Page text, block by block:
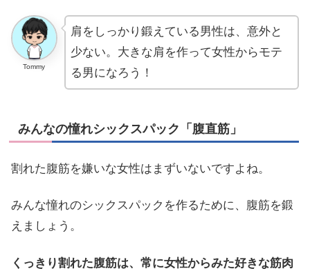
Tommy
肩をしっかり鍛えている男性は、意外と
少ない。大きな肩を作って女性からモテ
る男になろう！
みんなの憧れシックスパック「腹直筋」
割れた腹筋を嫌いな女性はまずいないですよね。
みんな憧れのシックスパックを作るために、腹筋を鍛
えましょう。
くっきり割れた腹筋は、常に女性からみた好きな筋肉